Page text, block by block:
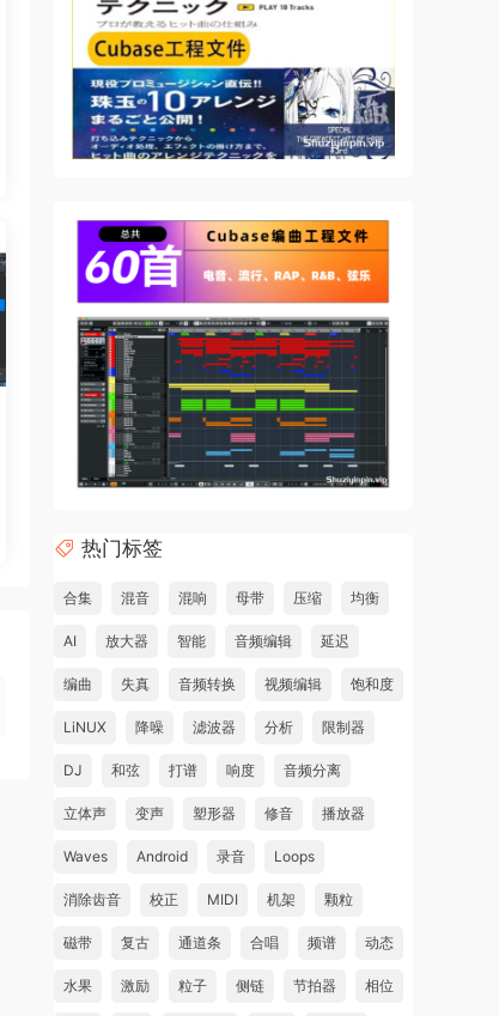
热门标签
合集 混音 混响 母带 压缩 均衡
AI 放大器 智能 音频编辑 延迟
编曲 失真 音频转换 视频编辑 饱和度
LiNUX 降噪 滤波器 分析 限制器
DJ 和弦 打谱 响度 音频分离
立体声 变声 塑形器 修音 播放器
Waves Android 录音 Loops
消除齿音 校正 MIDI 机架 颗粒
磁带 复古 通道条 合唱 频谱 动态
水果 激励 粒子 侧链 节拍器 相位